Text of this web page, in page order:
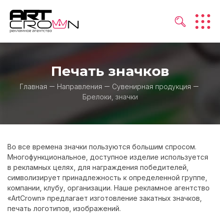
Печать значков
Главная Направления
Сувенирная продукция
Брелоки, значки
Во все времена значки пользуются большим спросом.
Многофункциональное, доступное изделие используется
в рекламных целях, для награждения победителей,
символизирует принадлежность к определенной группе,
компании, клубу, организации. Наше рекламное агентство
«ArtCrown» предлагает изготовление закатных значков,
печать логотипов, изображений.